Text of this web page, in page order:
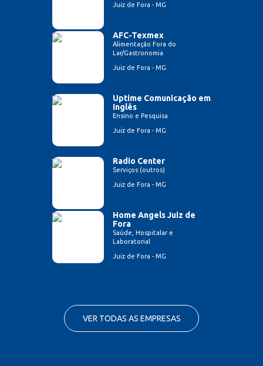
Juiz de Fora - MG
AFC-Texmex
Alimentação Fora do
Lar/Gastronomia
Juiz de Fora - MG
Uptime Comunicação em
Inglês
Ensino e Pesquisa
Juiz de Fora - MG
Radio Center
Serviços (outros)
Juiz de Fora - MG
Home Angels Juiz de
Fora
Saúde, Hospitalar e
Laboratorial
Juiz de Fora - MG
VER TODAS AS EMPRESAS